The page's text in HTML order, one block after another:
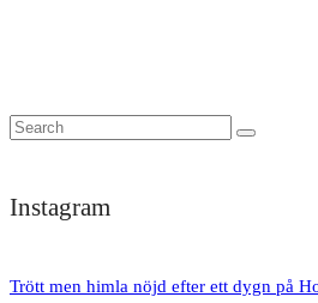
Instagram
Trött men himla nöjd efter ett dygn på